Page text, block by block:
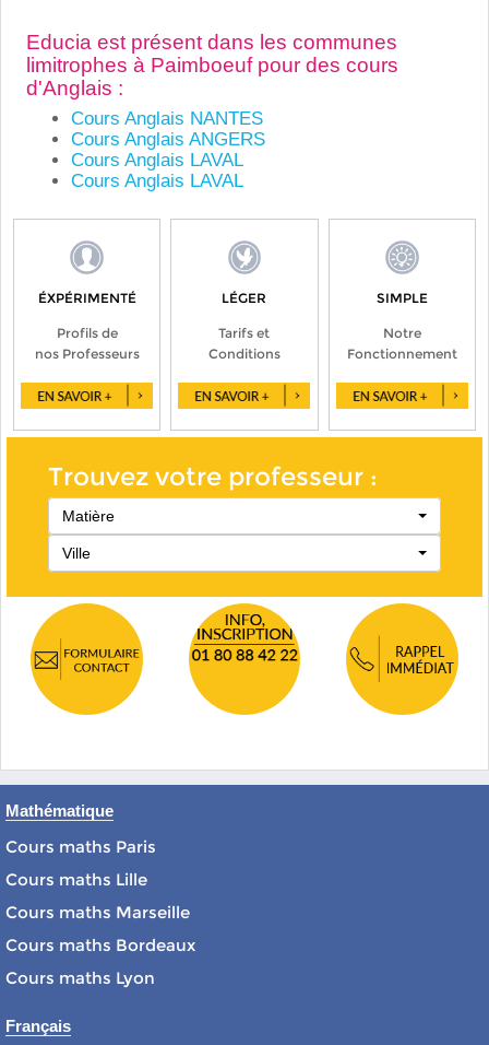
Educia est présent dans les communes
limitrophes à Paimboeuf pour des cours
d'Anglais :
Cours Anglais NANTES
Cours Anglais ANGERS
Cours Anglais LAVAL
Cours Anglais LAVAL
ÉXPÉRIMENTÉ
Profils de
nos Professeurs
LÉGER
Tarifs et
Conditions
SIMPLE
Notre
Fonctionnement
Trouvez votre professeur :
Matière
Ville
Mathématique
Cours maths Paris
Cours maths Lille
Cours maths Marseille
Cours maths Bordeaux
Cours maths Lyon
Français